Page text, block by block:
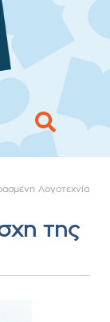
Λογοτεχνία
της